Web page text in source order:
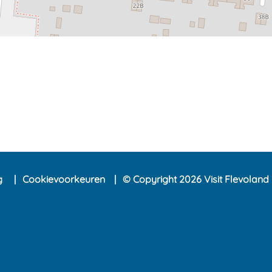
Cookievoorkeuren © Copyright 2026 Visit Flevoland